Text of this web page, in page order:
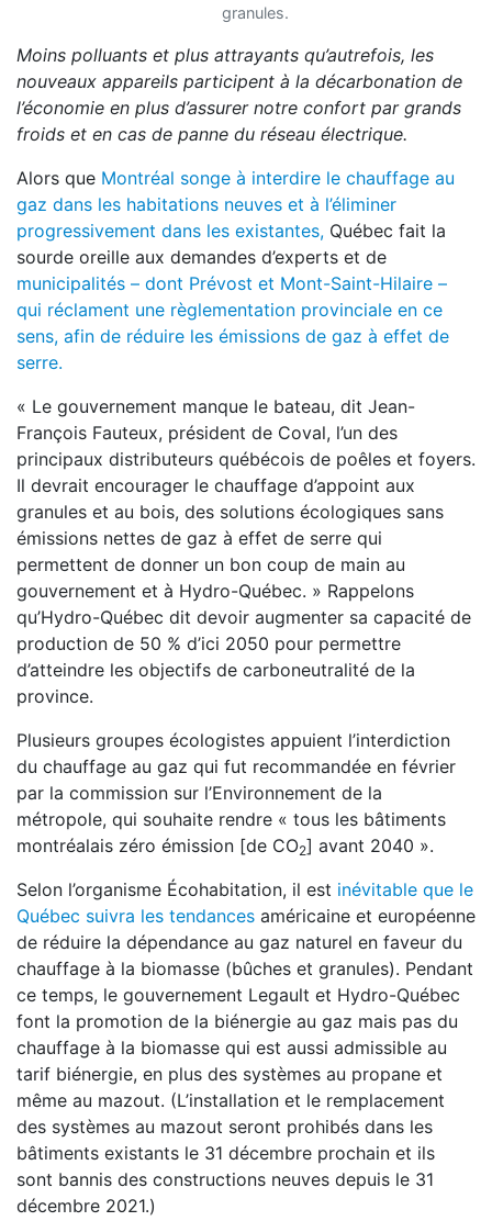
granules.
Moins polluants et plus attrayants qu’autrefois, les
nouveaux appareils participent à la décarbonation de
l’économie en plus d’assurer notre confort par grands
froids et en cas de panne du réseau électrique.
Alors que Montréal songe à interdire le chauffage au
gaz dans les habitations neuves et à l’éliminer
progressivement dans les existantes, Québec fait la
sourde oreille aux demandes d’experts et de
municipalités – dont Prévost et Mont-Saint-Hilaire –
qui réclament une règlementation provinciale en ce
sens, afin de réduire les émissions de gaz à effet de
serre.
« Le gouvernement manque le bateau, dit Jean-
François Fauteux, président de Coval, l’un des
principaux distributeurs québécois de poêles et foyers.
Il devrait encourager le chauffage d’appoint aux
granules et au bois, des solutions écologiques sans
émissions nettes de gaz à effet de serre qui
permettent de donner un bon coup de main au
gouvernement et à Hydro-Québec. » Rappelons
qu’Hydro-Québec dit devoir augmenter sa capacité de
production de 50 % d’ici 2050 pour permettre
d’atteindre les objectifs de carboneutralité de la
province.
Plusieurs groupes écologistes appuient l’interdiction
du chauffage au gaz qui fut recommandée en février
par la commission sur l’Environnement de la
métropole, qui souhaite rendre « tous les bâtiments
montréalais zéro émission [de CO2] avant 2040 ».
Selon l’organisme Écohabitation, il est inévitable que le
Québec suivra les tendances américaine et européenne
de réduire la dépendance au gaz naturel en faveur du
chauffage à la biomasse (bûches et granules). Pendant
ce temps, le gouvernement Legault et Hydro-Québec
font la promotion de la biénergie au gaz mais pas du
chauffage à la biomasse qui est aussi admissible au
tarif biénergie, en plus des systèmes au propane et
même au mazout. (L’installation et le remplacement
des systèmes au mazout seront prohibés dans les
bâtiments existants le 31 décembre prochain et ils
sont bannis des constructions neuves depuis le 31
décembre 2021.)